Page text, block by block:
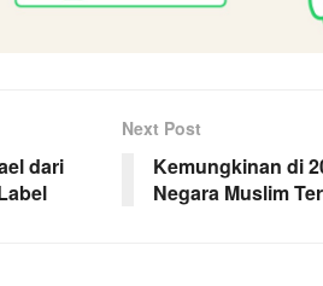
dari
Next Post
Kemungkinan di
Negara Muslim